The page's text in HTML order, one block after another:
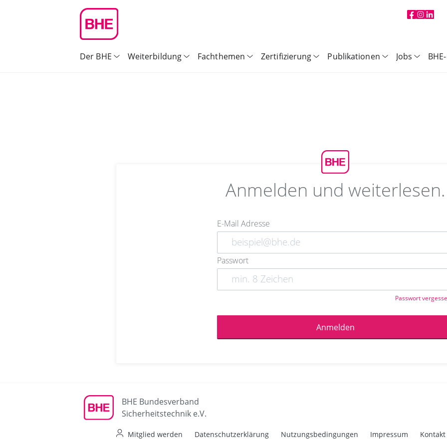
Der BHE Weiterbildung Fachthemen Zertifizierung Publikationen Jobs
Anmelden und weiterlesen.
E-Mail Adresse
Passwort
Passwort
Anmelden
BHE Bundesverband
Sicherheitstechnik e.V.
Mitglied werden Datenschutzerklärung Nutzungsbedingungen Impressum Kontakt